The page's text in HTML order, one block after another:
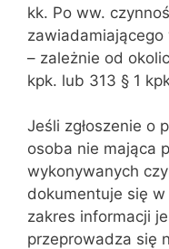
kk. Po ww.
– zależnie od
kpk. lub 313 § 1
Jeśli zgłoszenie o
osoba nie mająca
wykonywanych
dokumentuje się
zakres informacji
przeprowadza się